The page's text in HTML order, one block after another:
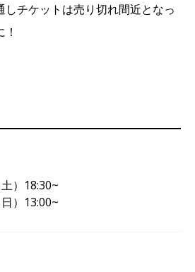
しチケットは売り切れ間近となっ
）18:30~
）13:00~